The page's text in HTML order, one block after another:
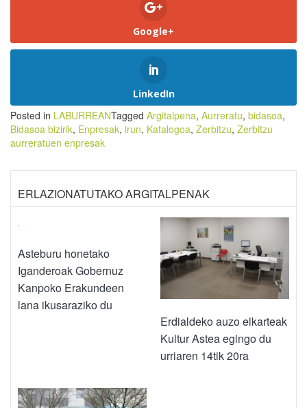
Google+
LinkedIn
Posted in LABURREANTagged Argitalpena, Aurreratu, bidasoa,
Bidasoa bizirik, Enpresak, irun, Katalogoa, Zerbitzu, Zerbitzu
aurreratuen enpresak
ERLAZIONATUTAKO ARGITALPENAK
Asteburu honetako
Iganderoak Gobernuz
Kanpoko Erakundeen
lana ikusaraziko du
Erdialdeko auzo elkarteak
Kultur Astea egingo du
urriaren 14tik 20ra